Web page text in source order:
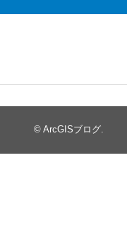
© ArcGISブログ.